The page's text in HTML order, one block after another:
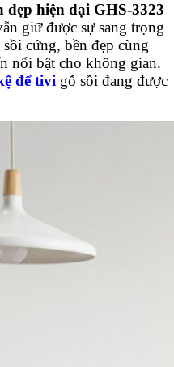
hiện đại GHS-3323
giữ được sự sang trọng
cứng, bền đẹp cùng
nổi bật cho không gian.
để tivi gỗ sồi đang được